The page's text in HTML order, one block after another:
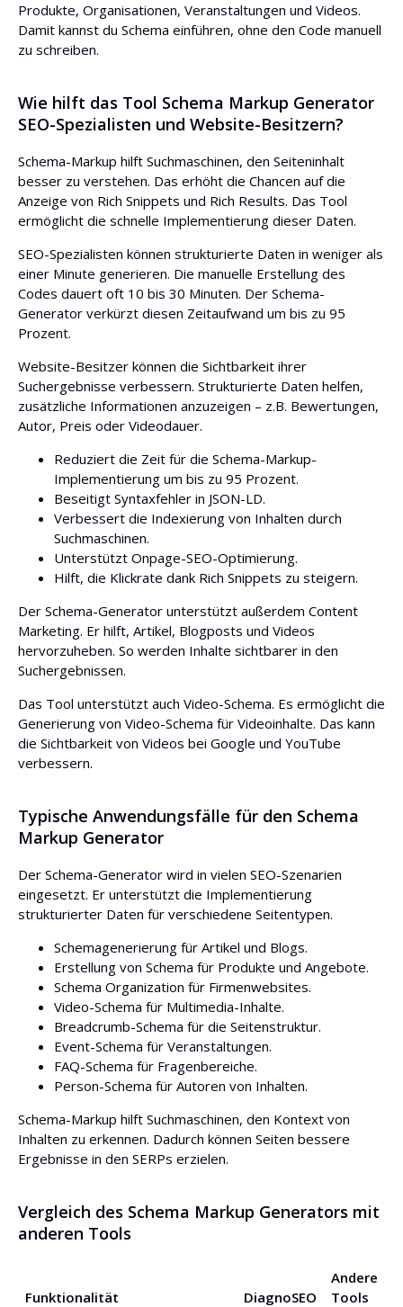
Produkte, Organisationen, Veranstaltungen und Videos.
Damit kannst du Schema einführen, ohne den Code manuell
zu schreiben.
Wie hilft das Tool Schema Markup Generator
SEO-Spezialisten und Website-Besitzern?
Schema-Markup hilft Suchmaschinen, den Seiteninhalt
besser zu verstehen. Das erhöht die Chancen auf die
Anzeige von Rich Snippets und Rich Results. Das Tool
ermöglicht die schnelle Implementierung dieser Daten.
SEO-Spezialisten können strukturierte Daten in weniger als
einer Minute generieren. Die manuelle Erstellung des
Codes dauert oft 10 bis 30 Minuten. Der Schema-
Generator verkürzt diesen Zeitaufwand um bis zu 95
Prozent.
Website-Besitzer können die Sichtbarkeit ihrer
Suchergebnisse verbessern. Strukturierte Daten helfen,
zusätzliche Informationen anzuzeigen – z.B. Bewertungen,
Autor, Preis oder Videodauer.
Reduziert die Zeit für die Schema-Markup-
Implementierung um bis zu 95 Prozent.
Beseitigt Syntaxfehler in JSON-LD.
Verbessert die Indexierung von Inhalten durch
Suchmaschinen.
Unterstützt Onpage-SEO-Optimierung.
Hilft, die Klickrate dank Rich Snippets zu steigern.
Der Schema-Generator unterstützt außerdem Content
Marketing. Er hilft, Artikel, Blogposts und Videos
hervorzuheben. So werden Inhalte sichtbarer in den
Suchergebnissen.
Das Tool unterstützt auch Video-Schema. Es ermöglicht die
Generierung von Video-Schema für Videoinhalte. Das kann
die Sichtbarkeit von Videos bei Google und YouTube
verbessern.
Typische Anwendungsfälle für den Schema
Markup Generator
Der Schema-Generator wird in vielen SEO-Szenarien
eingesetzt. Er unterstützt die Implementierung
strukturierter Daten für verschiedene Seitentypen.
Schemagenerierung für Artikel und Blogs.
Erstellung von Schema für Produkte und Angebote.
Schema Organization für Firmenwebsites.
Video-Schema für Multimedia-Inhalte.
Breadcrumb-Schema für die Seitenstruktur.
Event-Schema für Veranstaltungen.
FAQ-Schema für Fragenbereiche.
Person-Schema für Autoren von Inhalten.
Schema-Markup hilft Suchmaschinen, den Kontext von
Inhalten zu erkennen. Dadurch können Seiten bessere
Ergebnisse in den SERPs erzielen.
Vergleich des Schema Markup Generators mit
anderen Tools
Funktionalität DiagnoSEO
Andere
Tools